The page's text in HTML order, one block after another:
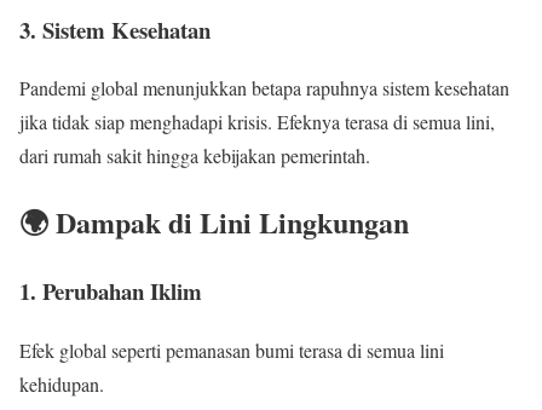
3. Sistem Kesehatan
Pandemi global menunjukkan betapa rapuhnya sistem kesehatan
jika tidak siap menghadapi krisis. Efeknya terasa di semua lini,
dari rumah sakit hingga kebijakan pemerintah.
🌍 Dampak di Lini Lingkungan
1. Perubahan Iklim
Efek global seperti pemanasan bumi terasa di semua lini
kehidupan.